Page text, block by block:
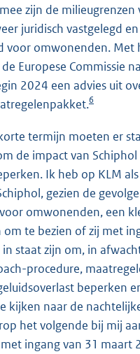
zijn de milieugrenzen
juridisch vastgelegd
voor omwonenden. Met
Europese Commissie
2024 een advies uit
6
termijn moeten er
de impact van Schiphol
Ik heb op KLM
gezien de
omwonenden, een
om te bezien of zij met
staat zijn om, in
procedure,
beperken
kijken naar de
het volgende bij mij
ingang van 31 maart